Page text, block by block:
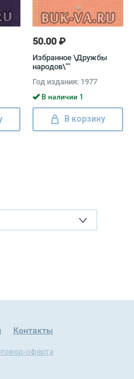
50.00 ₽
Избранное \Дружбы
народов\""
Год издания: 1977
В наличии 1
В корзину
Контакты
оферта